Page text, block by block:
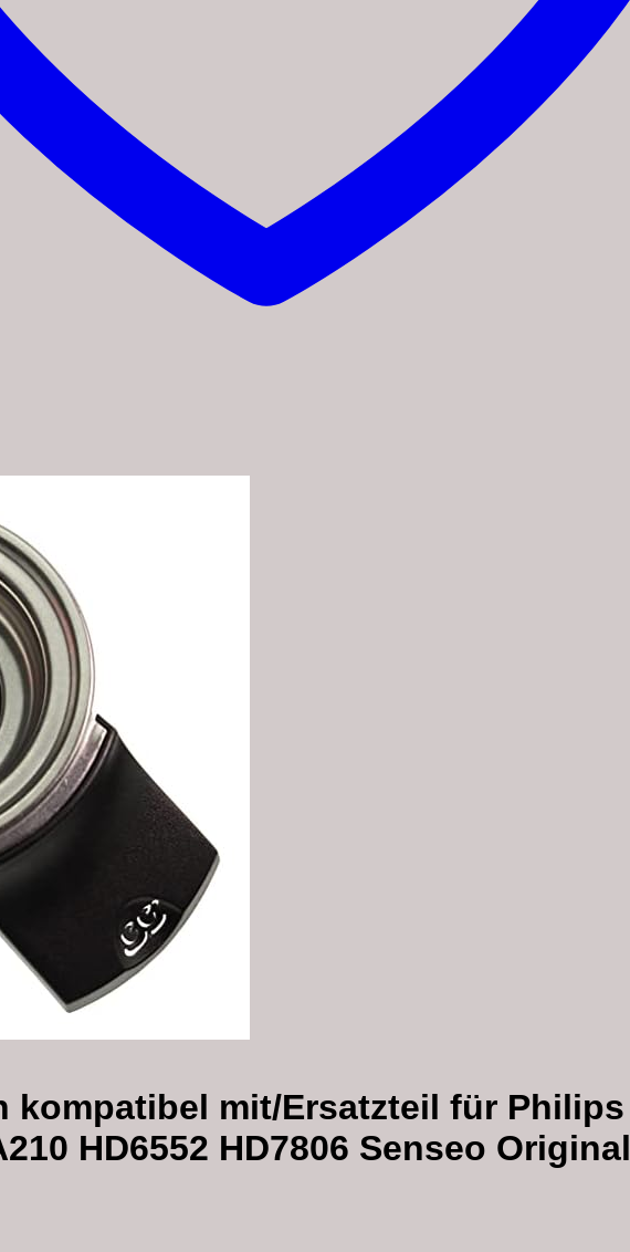
kompatibel mit/Ersatzteil für Philips
HD6552 HD7806 Senseo Original